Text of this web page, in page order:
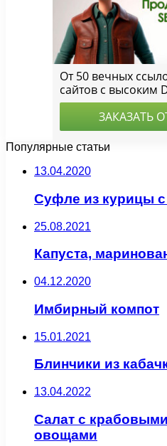
Популярные статьи
13.04.2020
Суфле из курицы
25.08.2021
Капуста,
04.12.2020
Имбирный компот
15.01.2021
Блинчики из
13.04.2022
Салат с
овощами